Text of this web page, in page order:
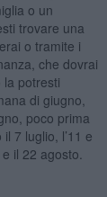
o un
trovare una
o tramite i
che dovrai
potresti
di giugno,
poco prima
7 luglio, l’11 e
il 22 agosto.